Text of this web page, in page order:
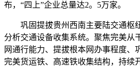
布，“四上”企业总量达2。5万家。
巩固提拔贵州西南主要陆交通枢
分析交通设备收集系统。聚焦完美从
网通行能力、提拔根本网办事程度、
完美货运铁、高速铁收集结构，持续